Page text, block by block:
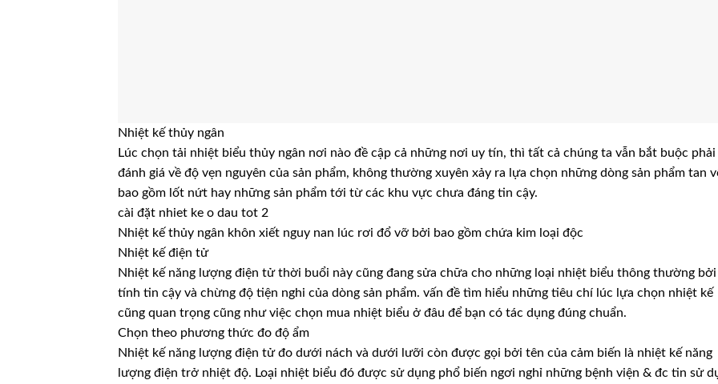
Nhiệt kế thủy ngân
Lúc chọn tải nhiệt biểu thủy ngân nơi nào đề cập cả những nơi uy tín, thì tất cả chúng ta vẫn bắt buộc phải
đánh giá về độ vẹn nguyên của sản phẩm, không thường xuyên xảy ra lựa chọn những dòng sản phẩm tan
bao gồm lốt nứt hay những sản phẩm tới từ các khu vực chưa đáng tin cậy.
cài đặt nhiet ke o dau tot 2
Nhiệt kế thủy ngân khôn xiết nguy nan lúc rơi đổ vỡ bởi bao gồm chứa kim loại độc
Nhiệt kế điện tử
Nhiệt kế năng lượng điện tử thời buổi này cũng đang sửa chữa cho những loại nhiệt biểu thông thường bởi
tính tin cậy và chừng độ tiện nghi của dòng sản phẩm. vấn đề tìm hiểu những tiêu chí lúc lựa chọn nhiệt kế
cũng quan trọng cũng như việc chọn mua nhiệt biểu ở đâu để bạn có tác dụng đúng chuẩn.
Chọn theo phương thức đo độ ẩm
Nhiệt kế năng lượng điện tử đo dưới nách và dưới lưỡi còn được gọi bởi tên của cảm biến là nhiệt kế năng
lượng điện trở nhiệt độ. Loại nhiệt biểu đó được sử dụng phổ biến ngơi nghỉ những bệnh viện & đc tin sử